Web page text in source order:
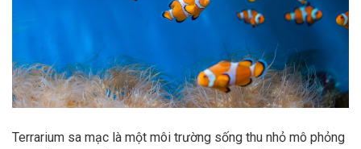
Terrarium sa mạc là một môi trường sống thu nhỏ mô phỏng